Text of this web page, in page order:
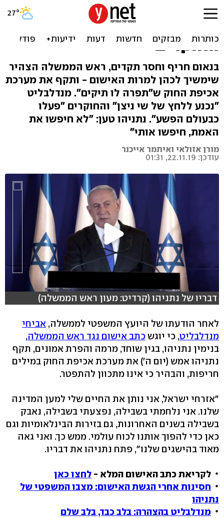
נתניהו מגיב: "ניסיון הפיכה
שלטונית, לחקור את
החוקרים"
בנאום חריף וחסר תקדים, ראש הממשלה הצהיר
שימשיך לכהן למרות האישום - ותקף את מערכת
אכיפת החוק ש"תפרה לו תיקים". מנדלבליט
"נכנע ללחץ של שי ניצן" והחוקרים "פעלו
כבעולם הפשע". נתניהו טען: "לא חיפשו את
האמת, חיפשו אותי"
מורן אזולאי ואיתמר אייכנר
עודכן: 22.11.19, 01:31
דבריו של נתניהו (קרדיט: מעון ראש הממשלה)
לאחר הודעתו של היועץ המשפטי לממשלה, אביחי
מנדלבליט, כי יוגשכתב אישום נגד ראש הממשלה,
בנימין נתניהו, בגין שוחד, מרמה והפרת אמונים, תקף
נתניהו אמש (יום ה') את מערכת אכיפת החוק במילים
חריפות, והבהיר כי אינו מתכוון להתפטר.
"אזרחי ישראל, אני נותן את החיים שלי למען המדינה
שלנו. אני נלחמתי בשבילה, נפצעתי בשבילה, נאבק
בשבילה בשנים האחרונות, גם בזירות הבינלאומיות וגם
כאן כדי להפוך אותנו לכוח עולמי. ממש כך. ואני גאה
מאוד בהישגים שלנו", פתח נתניהו את דבריו.
לקריאת כתב האישום המלא - לחצו כאן
חסינות אחרי הגשת האישום: מצבו המשפטי של
נתניהו
מנדלבליט בהצהרה: בלב כבד, בלב שלם